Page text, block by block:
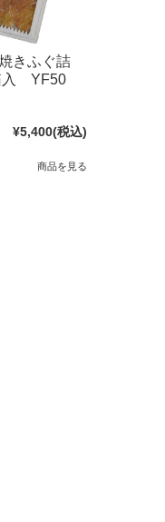
きふぐ詰
YF50
¥5,400(税込)
商品を見る